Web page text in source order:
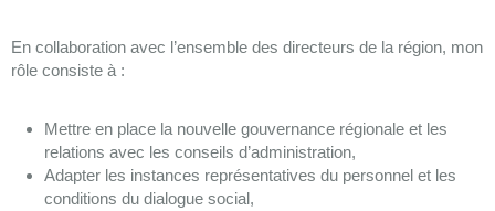
En collaboration avec l’ensemble des directeurs de la région, mon
rôle consiste à :
Mettre en place la nouvelle gouvernance régionale et les
relations avec les conseils d’administration,
Adapter les instances représentatives du personnel et les
conditions du dialogue social,